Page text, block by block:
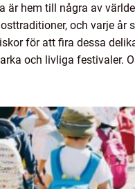
är hem till några av
och varje år
för att fira dessa
och livliga festivaler.